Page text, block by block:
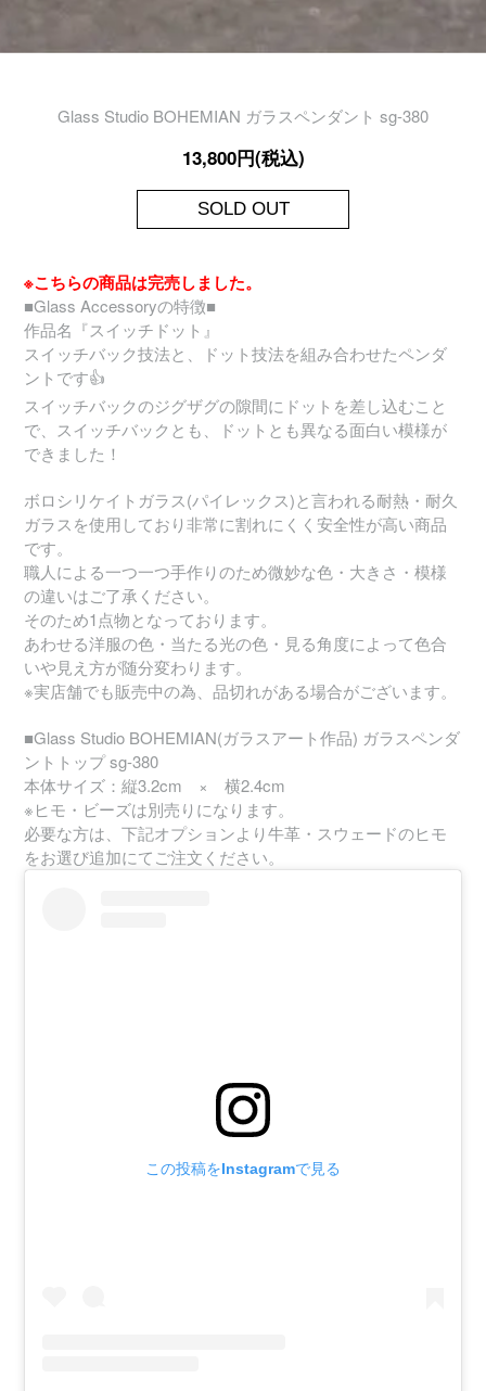
Glass Studio BOHEMIAN ガラスペンダント sg-380
13,800円(税込)
SOLD OUT
※こちらの商品は完売しました。
■Glass Accessoryの特徴■
作品名『スイッチドット』
スイッチバック技法と、ドット技法を組み合わせたペンダ
ントです👍
スイッチバックのジグザグの隙間にドットを差し込むこと
で、スイッチバックとも、ドットとも異なる面白い模様が
できました！
ボロシリケイトガラス(パイレックス)と言われる耐熱・耐久
ガラスを使用しており非常に割れにくく安全性が高い商品
です。
職人による一つ一つ手作りのため微妙な色・大きさ・模様
の違いはご了承ください。
そのため1点物となっております。
あわせる洋服の色・当たる光の色・見る角度によって色合
いや見え方が随分変わります。
※実店舗でも販売中の為、品切れがある場合がございます。
■Glass Studio BOHEMIAN(ガラスアート作品) ガラスペンダ
ントトップ sg-380
本体サイズ：縦3.2cm × 横2.4cm
※ヒモ・ビーズは別売りになります。
必要な方は、下記オプションより牛革・スウェードのヒモ
をお選び追加にてご注文ください。
この投稿をInstagramで見る